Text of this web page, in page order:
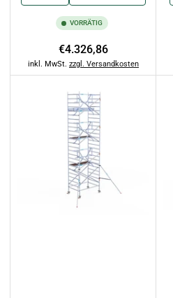
VORRÄTIG
Normaler
Preis
€4.326,86
inkl. MwSt. zzgl. Versandkosten